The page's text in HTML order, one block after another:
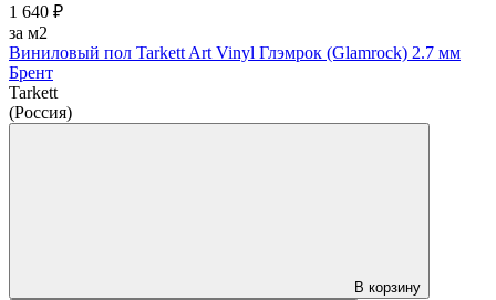
1 640 ₽
за м2
Виниловый пол Tarkett Art Vinyl Глэмрок (Glamrock) 2.7 мм
Брент
Tarkett
(Россия)
В корзину